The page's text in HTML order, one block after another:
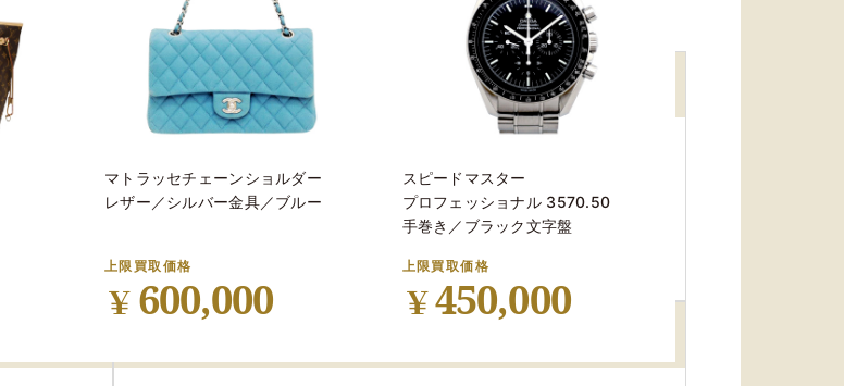
マトラッセチェーンショルダー
レザー／シルバー金具／ブルー
上限買取価格
￥ 600,000
スピードマスター
プロフェッショナル 3570.50
手巻き／ブラック文字盤
上限買取価格
￥450,000
全て無料
キット代 振込手数料
お客様のお買取りにかかるご負担はゼロ！